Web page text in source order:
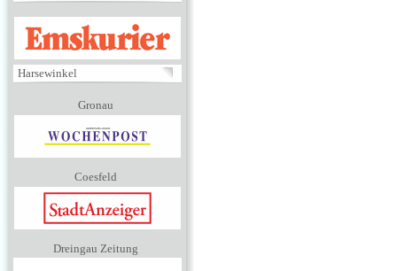
EMSKURIER
Harsewinkel
Gronau
Coesfeld
Dreingau Zeitung